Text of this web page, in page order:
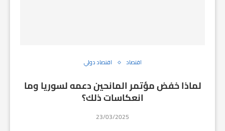
اقتصاد اقتصاد دولي
لماذا خفض مؤتمر المانحين دعمه لسوريا وما
انعكاسات ذلك؟
23/03/2025